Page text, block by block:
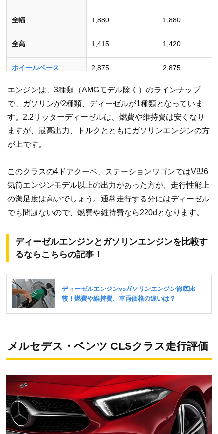
全幅 1,880 1,880
全高 1,415 1,420
ホイールベース 2,875 2,875
車両重量 1,830～1,920 1,890～2,030
乗車定員 4 5
［単位］全長･全幅･全高･ホイールベース：mm 車両重量：kg
エンジンは、3種類（AMGモデル除く）のラインナップ
で、ガソリンが2種類、ディーゼルが1種類となっていま
す。2.2リッターディーゼルは、燃費や維持費は安くなり
ますが、最高出力、トルクとともにガソリンエンジンの方
が上です。
このクラスの4ドアクーペ、ステーションワゴンではV型6
気筒エンジンモデル以上の出力があった方が、走行性能上
の満足度は高いでしょう。通常走行する分にはディーゼル
でも問題ないので、燃費や維持費なら220dとなります。
ディーゼルエンジンとガソリンエンジンを比較す
るならこちらの記事！
メルセデス・ベンツ CLSクラス走行評価